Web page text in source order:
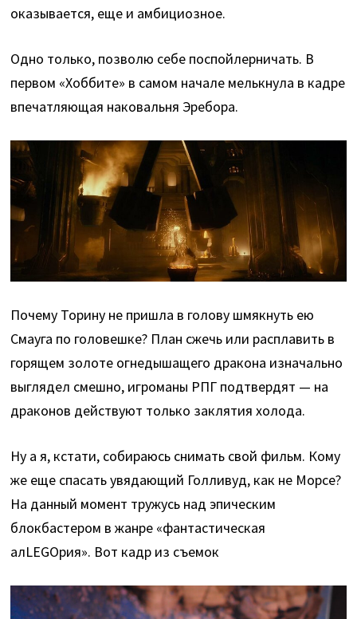
оказывается, еще и амбициозное.
Одно только, позволю себе поспойлерничать. В
первом «Хоббите» в самом начале мелькнула в кадре
впечатляющая наковальня Эребора.
Почему Торину не пришла в голову шмякнуть ею
Смауга по головешке? План сжечь или расплавить в
горящем золоте огнедышащего дракона изначально
выглядел смешно, игроманы РПГ подтвердят — на
драконов действуют только заклятия холода.
Ну а я, кстати, собираюсь снимать свой фильм. Кому
же еще спасать увядающий Голливуд, как не Морсе?
На данный момент тружусь над эпическим
блокбастером в жанре «фантастическая
алLEGOрия». Вот кадр из съемок